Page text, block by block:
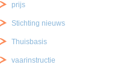
prijs
Stichting nieuws
Thuisbasis
vaarinstructie